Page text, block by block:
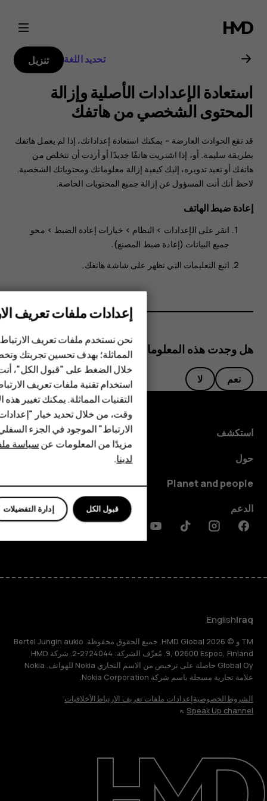
دليل
مستخدم
هاتف
Nokia
2.1
الهواتف الذكية
الهواتف المميزة
HMD Terra M
HMD Watch
للأعمال
حول
الدعم
تحديد اللغة تنزيل
استعادة الإعدادات الأصلية وإزالة
المحتوى الشخصي من هاتفك
قد تقع الحوادث العارضة – يمكنك استعادة إعداداتك، إذا لم يعمل هاتفك
بطريقة سليمة. أو، إذا اشتريت هاتفًا جديدًا أو أردت أن تتخلص من
هاتفك أو تعيد تدويره، إليك كيفية إزالة معلوماتك ومحتوياتك الشخصية.
لاحظ أنك أنت المسؤول عن إزالة جميع المحتويات الخاصة.
إعادة ضبط الهاتف
انقر على الإعدادات > النظام > خيارات إعادة الضبط > محو
جميع البيانات (إعادة ضبط المصنع).
اتبع التعليمات التي تظهر على شاشة هاتفك.
هل وجدت هذه المعلومات مفيدة؟
نعم لا
استكشف
حول
Planet and people
الدعم
Facebook
Instagram
Tiktok
Youtube
Iraq
English
TM و © 2026 HMD Global. جميع الحقوق محفوظة. Bertel Jungin aukio
9, 02600 Espoo, Finland. مُعرِّف الشركة: 2724044-2. شركة HMD
Global Oy حاصلة على ترخيص من الاسم التجاري Nokia للهواتف. Nokia
علامة تجارية مسجلة باسم شركة Nokia Corporation.
الشروطالخصوصيةإعدادات ملفات تعريف الارتباطالأخلاقيات
Speak Up channel
إعدادات ملفات تعريف
نحن نستخدم ملفات تعريف
المماثلة؛ بهدف تحسين تجربتك
خلال الضغط على "قبول الكل"،
استخدام تقنية ملفات تعريف
التقنيات المماثلة. يمكنك تغيير
وقت، من خلال تحديد خيار
الارتباط" الموجود في الجزء
مزيدًا من المعلومات عنسياسة
لدينا.
إدارة التفضيلات قبول الكل